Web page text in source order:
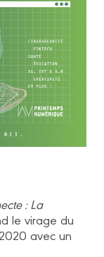
: La
le virage du
avec un